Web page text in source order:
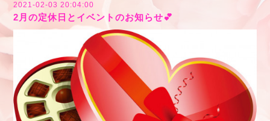
2021-02-03 20:04:00
2月の定休日とイベントのお知らせ💕